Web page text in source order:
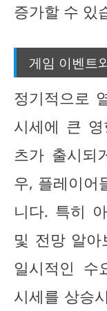
증가할 수 있
게임 이벤트
정기적으로
시세에 큰
츠가 출시되
우, 플레이어
니다. 특히
및 전망 알아
일시적인 수
시세를 상승